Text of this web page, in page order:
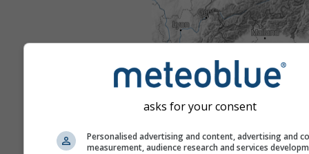
asks for your consent
Personalised advertising and content, advertising and
measurement, audience research and services